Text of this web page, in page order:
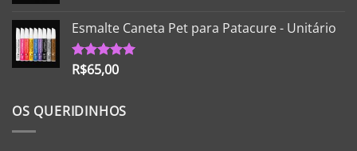
Esmalte Caneta Pet para Patacure - Unitário
Avaliação
R$65,00
OS QUERIDINHOS